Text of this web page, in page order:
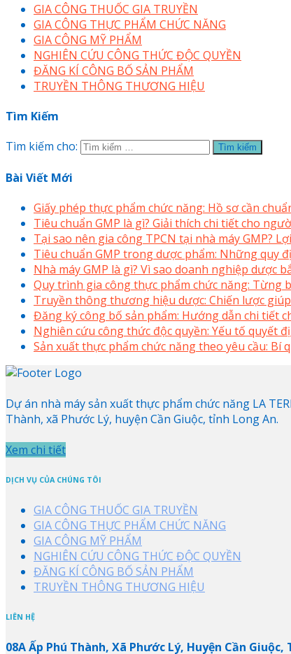
GIA CÔNG THUỐC GIA TRUYỀN
GIA CÔNG THỰC PHẨM CHỨC NĂNG
GIA CÔNG MỸ PHẨM
NGHIÊN CỨU CÔNG THỨC ĐỘC QUYỀN
ĐĂNG KÍ CÔNG BỐ SẢN PHẨM
TRUYỀN THÔNG THƯƠNG HIỆU
Tìm Kiếm
Tìm kiếm cho:
Bài Viết Mới
Giấy phép thực phẩm chức năng: Hồ sơ cần
Tiêu chuẩn GMP là gì? Giải thích chi tiết cho
Tại sao nên gia công TPCN tại nhà máy GMP?
Tiêu chuẩn GMP trong dược phẩm: Những quy
Nhà máy GMP là gì? Vì sao doanh nghiệp dược
Quy trình gia công thực phẩm chức năng: Từng
Truyền thông thương hiệu dược: Chiến lược
Đăng ký công bố sản phẩm: Hướng dẫn chi tiết
Nghiên cứu công thức độc quyền: Yếu tố quyết
Sản xuất thực phẩm chức năng theo yêu cầu:
Dự án nhà máy sản xuất thực phẩm chức năng LA
Thành, xã Phước Lý, huyện Cần Giuộc, tỉnh Long An.
Xem chi tiết
DỊCH VỤ CỦA CHÚNG TÔI
GIA CÔNG THUỐC GIA TRUYỀN
GIA CÔNG THỰC PHẨM CHỨC NĂNG
GIA CÔNG MỸ PHẨM
NGHIÊN CỨU CÔNG THỨC ĐỘC QUYỀN
ĐĂNG KÍ CÔNG BỐ SẢN PHẨM
TRUYỀN THÔNG THƯƠNG HIỆU
LIÊN HỆ
08A Ấp Phú Thành, Xã Phước Lý, Huyện Cần Giuộc,